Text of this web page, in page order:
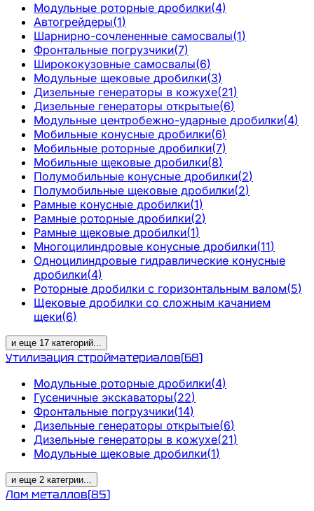
Модульные роторные дробилки(4)
Автогрейдеры(1)
Шарнирно-сочлененные самосвалы(1)
Фронтальные погрузчики(7)
Ширококузовные самосвалы(6)
Модульные щековые дробилки(3)
Дизельные генераторы в кожухе(21)
Дизельные генераторы открытые(6)
Модульные центробежно-ударные дробилки(4)
Мобильные конусные дробилки(6)
Мобильные роторные дробилки(7)
Мобильные щековые дробилки(8)
Полумобильные конусные дробилки(2)
Полумобильные щековые дробилки(2)
Рамные конусные дробилки(1)
Рамные роторные дробилки(2)
Рамные щековые дробилки(1)
Многоцилиндровые конусные дробилки(11)
Одноцилиндровые гидравлические конусные
дробилки(4)
Роторные дробилки с горизонтальным валом(5)
Щековые дробилки со сложным качанием
щеки(6)
и еще 17 категорий...
Утилизация стройматериалов(68)
Модульные роторные дробилки(4)
Гусеничные экскаваторы(22)
Фронтальные погрузчики(14)
Дизельные генераторы открытые(6)
Дизельные генераторы в кожухе(21)
Модульные щековые дробилки(1)
и еще 2 категрии...
Лом металлов(85)